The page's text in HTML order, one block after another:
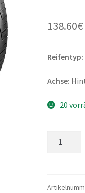
138.60€
Reifentyp:
Achse:
20
-